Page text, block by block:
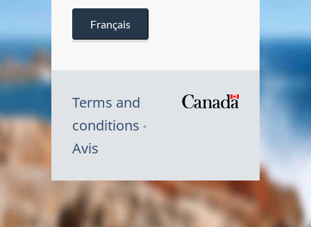
Français
Terms and
conditions
Avis
Symbole
du
Canada